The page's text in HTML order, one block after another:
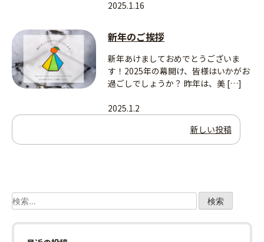
2025.1.16
新年のご挨拶
新年あけましておめでとうございま
す！2025年の幕開け、皆様はいかがお
過ごしでしょうか？ 昨年は、美 […]
2025.1.2
投
稿
ビ
ゲ
新しい投稿
検
索: